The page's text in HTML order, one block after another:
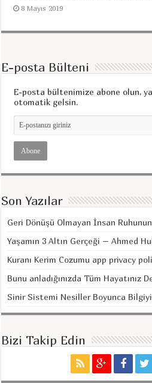
8 Mayıs 2019
E-posta Bülteni
E-posta bültenimize abone olun,
otomatik gelsin.
Son Yazılar
Geri Dönüşü Olmayan İnsan
Yaşamın 3 Altın Gerçeği – Ahmed
Kuranı Kerim Cozumu app privacy
Bunu anladığınızda Tüm Hayatınız
Sinir Sistemi Nesiller Boyunca
Bizi Takip Edin